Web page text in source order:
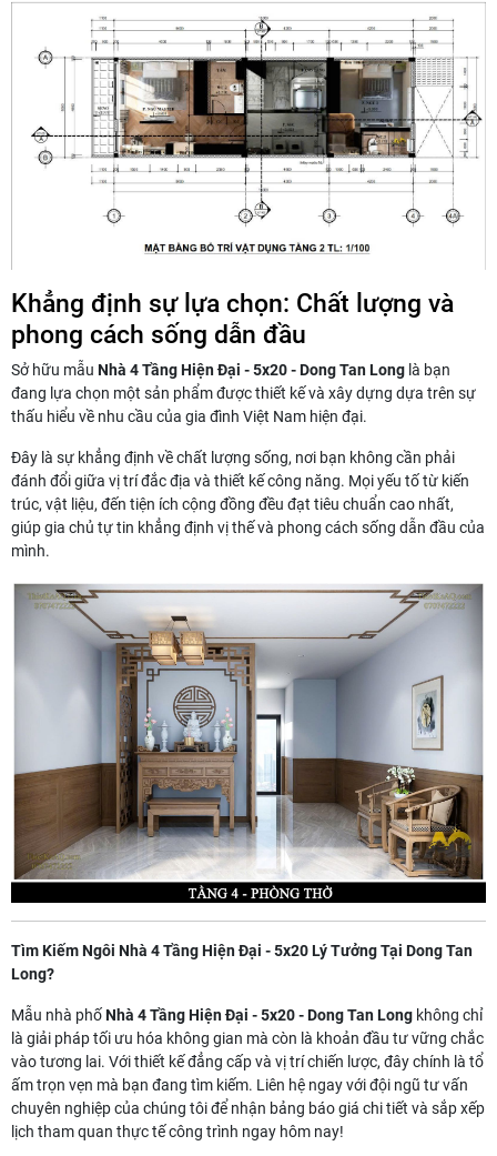
Khẳng định sự lựa chọn: Chất lượng và
phong cách sống dẫn đầu
Sở hữu mẫu Nhà 4 Tầng Hiện Đại - 5x20 - Dong Tan Long là bạn
đang lựa chọn một sản phẩm được thiết kế và xây dựng dựa trên sự
thấu hiểu về nhu cầu của gia đình Việt Nam hiện đại.
Đây là sự khẳng định về chất lượng sống, nơi bạn không cần phải
đánh đổi giữa vị trí đắc địa và thiết kế công năng. Mọi yếu tố từ kiến
trúc, vật liệu, đến tiện ích cộng đồng đều đạt tiêu chuẩn cao nhất,
giúp gia chủ tự tin khẳng định vị thế và phong cách sống dẫn đầu của
mình.
Tìm Kiếm Ngôi Nhà 4 Tầng Hiện Đại - 5x20 Lý Tưởng Tại Dong Tan
Long?
Mẫu nhà phốNhà 4 Tầng Hiện Đại - 5x20 - Dong Tan Long không chỉ
là giải pháp tối ưu hóa không gian mà còn là khoản đầu tư vững chắc
vào tương lai. Với thiết kế đẳng cấp và vị trí chiến lược, đây chính là tổ
ấm trọn vẹn mà bạn đang tìm kiếm. Liên hệ ngay với đội ngũ tư vấn
chuyên nghiệp của chúng tôi để nhận bảng báo giá chi tiết và sắp xếp
lịch tham quan thực tế công trình ngay hôm nay!